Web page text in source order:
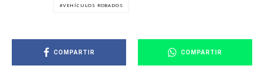
VEHÍCULOS ROBADOS
COMPARTIR COMPARTIR